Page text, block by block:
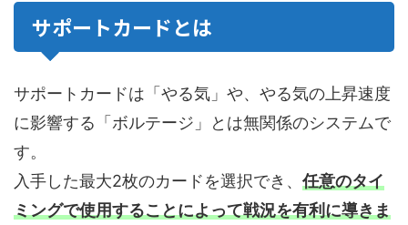
サポートカードとは
サポートカードは「やる気」や、やる気の上昇速度
に影響する「ボルテージ」とは無関係のシステムで
す。
入手した最大2枚のカードを選択でき、 任意のタイ
ミングで使用することによって戦況を有利に導きま